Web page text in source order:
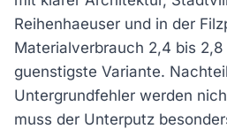
Reihenhaeuser und in der
Materialverbrauch 2,4 bis 2,8
guenstigste Variante.
Untergrundfehler werden
muss der Unterputz